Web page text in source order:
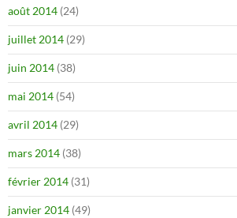
août 2014 (24)
juillet 2014 (29)
juin 2014 (38)
mai 2014 (54)
avril 2014 (29)
mars 2014 (38)
février 2014 (31)
janvier 2014 (49)